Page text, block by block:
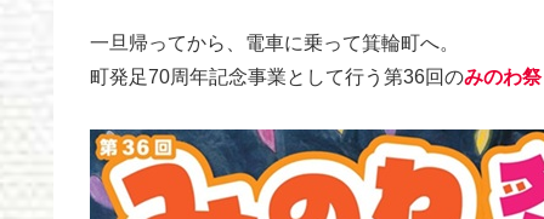
一旦帰ってから、電車に乗って箕輪町へ。
町発足70周年記念事業として行う第36回のみのわ